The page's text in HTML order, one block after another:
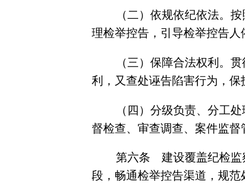
（二）依规依纪依法。
理检举控告，引导检举控告人
（三）保障合法权利。
利，又查处诬告陷害行为，保
（四）分级负责、分工
督检查、审查调查、案件监督
第六条 建设覆盖纪检监
段，畅通检举控告渠道，规